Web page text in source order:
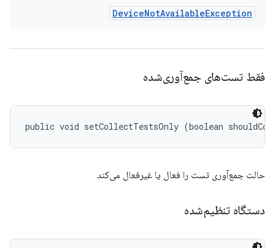
DeviceNotAvailableException
فقط تست‌های جمع‌آوری‌شده
public void setCollectTestsOnly (boolean
حالت جمع‌آوری تست را فعال یا غیرفعال می‌کند
دستگاه تنظیم‌شده